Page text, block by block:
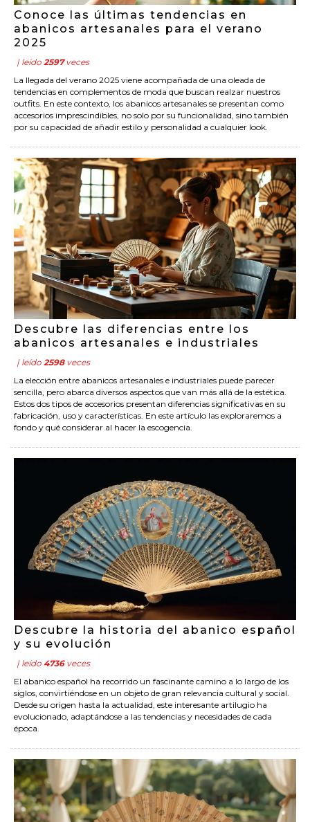
Conoce las últimas tendencias en
abanicos artesanales para el verano
2025
| leído 2597veces
La llegada del verano 2025 viene acompañada de una oleada de
tendencias en complementos de moda que buscan realzar nuestros
outfits. En este contexto, los abanicos artesanales se presentan como
accesorios imprescindibles, no solo por su funcionalidad, sino también
por su capacidad de añadir estilo y personalidad a cualquier look.
Descubre las diferencias entre los
abanicos artesanales e industriales
| leído 2598veces
La elección entre abanicos artesanales e industriales puede parecer
sencilla, pero abarca diversos aspectos que van más allá de la estética.
Estos dos tipos de accesorios presentan diferencias significativas en su
fabricación, uso y características. En este artículo las exploraremos a
fondo y qué considerar al hacer la escogencia.
Descubre la historia del abanico español
y su evolución
| leído 4736veces
El abanico español ha recorrido un fascinante camino a lo largo de los
siglos, convirtiéndose en un objeto de gran relevancia cultural y social.
Desde su origen hasta la actualidad, este interesante artilugio ha
evolucionado, adaptándose a las tendencias y necesidades de cada
época.